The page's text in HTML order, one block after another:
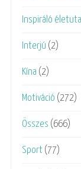
Inspiráló
Interjú (2)
Kína (2)
Motiváció (272)
Összes (666)
Sport (77)